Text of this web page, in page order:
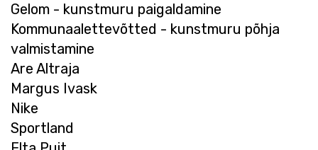
Gelom - kunstmuru paigaldamine
Kommunaalettevõtted - kunstmuru põhja
valmistamine
Are Altraja
Margus Ivask
Nike
Sportland